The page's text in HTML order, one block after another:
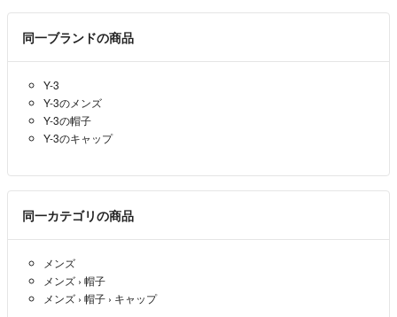
同一ブランドの商品
Y-3
Y-3のメンズ
Y-3の帽子
Y-3のキャップ
同一カテゴリの商品
メンズ
メンズ › 帽子
メンズ › 帽子 › キャップ